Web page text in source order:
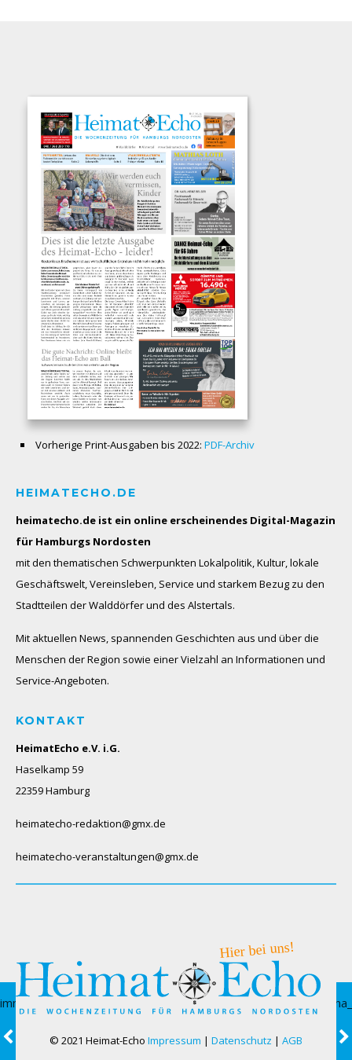
Vorherige Print-Ausgaben bis 2022: PDF-Archiv
HEIMATECHO.DE
heimatecho.de ist ein online erscheinendes Digital-Magazin
für Hamburgs Nordosten
mit den thematischen Schwerpunkten Lokalpolitik, Kultur, lokale
Geschäftswelt, Vereinsleben, Service und starkem Bezug zu den
Stadtteilen der Walddörfer und des Alstertals.
Mit aktuellen News, spannenden Geschichten aus und über die
Menschen der Region sowie einer Vielzahl an Informationen und
Service-Angeboten.
KONTAKT
HeimatEcho e.V. i.G.
Haselkamp 59
22359 Hamburg
heimatecho-redaktion@gmx.de
heimatecho-veranstaltungen@gmx.de
© 2021 Heimat-Echo Impressum | Datenschutz | AGB